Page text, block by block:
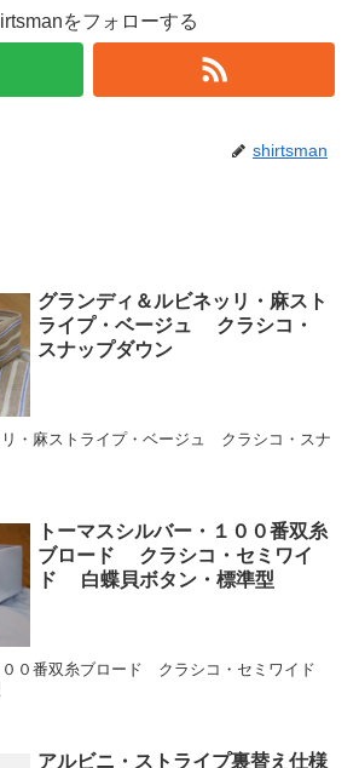
をフォローする
shirtsman
グランディ＆ルビネッリ・麻スト
ライプ・ベージュ クラシコ・
スナップダウン
・麻ストライプ・ベージュ クラシコ・スナ
トーマスシルバー・１００番双糸
ブロード クラシコ・セミワイ
ド 白蝶貝ボタン・標準型
００番双糸ブロード クラシコ・セミワイド
アルビニ・ストライプ裏替え仕様